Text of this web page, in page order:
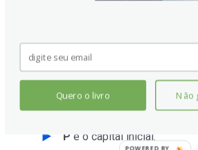
M = P(1 + r)^n + Aporte * [((1 + r)^n -
Onde:
P é o capital inicial.
Quero o livro Não
POWERED BY